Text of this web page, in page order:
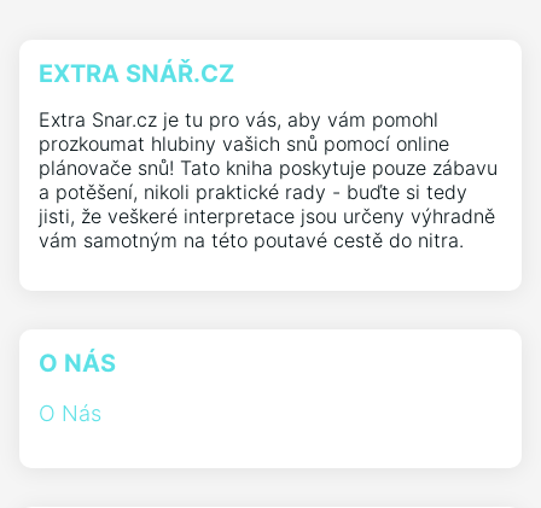
EXTRA SNÁŘ.CZ
Extra Snar.cz je tu pro vás, aby vám pomohl
prozkoumat hlubiny vašich snů pomocí online
plánovače snů! Tato kniha poskytuje pouze zábavu
a potěšení, nikoli praktické rady - buďte si tedy
jisti, že veškeré interpretace jsou určeny výhradně
vám samotným na této poutavé cestě do nitra.
O NÁS
O Nás